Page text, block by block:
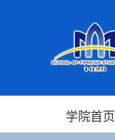
学院首页